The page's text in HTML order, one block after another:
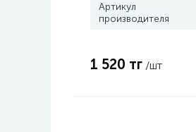
Артикул
производителя
1 520 тг /шт